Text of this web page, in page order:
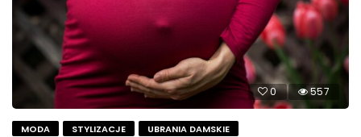
0 557
MODA STYLIZACJE UBRANIA DAMSKIE